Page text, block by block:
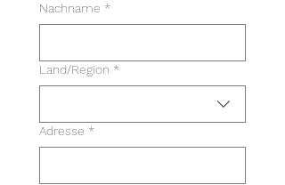
Nachname *
Mehrzeilige Adresse
Land/Region *
Adresse *